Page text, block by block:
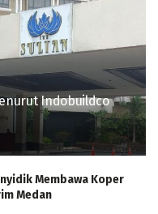
Indobuildco
Membawa Koper
Medan